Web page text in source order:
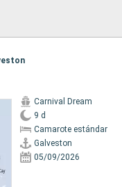
o Half Moon Cay, la
lema es simple: disfrutar
Carnival Dream
9 d
Camarote estándar
Galveston
05/09/2026